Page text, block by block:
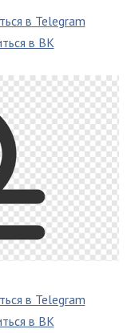
в Telegram
в ВК
в Telegram
в ВК